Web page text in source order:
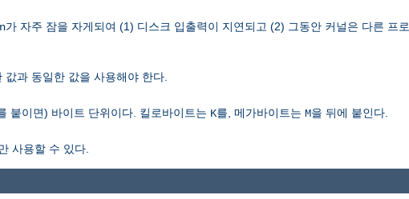
가 자주 잠을 자게되여 (1) 디스크 입출력이 지연되고 (2) 그동안 커널은 다른 프로
값과 동일한 값을 사용해야 한다.
붙이면) 바이트 단위이다. 킬로바이트는 K를, 메가바이트는 M을 뒤에 붙인다.
사용할 수 있다.